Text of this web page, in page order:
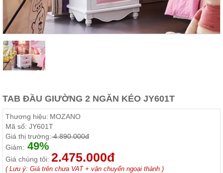
Thất
Phòng
Khách
tủ
rượu,
Bàn
trà...
Thất
Phòng
Ngủ
Giường
ngủ, tủ
áo, bàn
trang
điểm
TAB ĐẦU GIƯỜNG 2 NGĂN KÉO JY601T
Thương hiệu: MOZANO
Mã số: JY601T
Giá thị trường:4.890.000đ
Giảm: 49%
Giá chúng tôi: 2.475.000đ
( Lưu ý: Giá trên chưa VAT + vận chuyển ngoại thành )